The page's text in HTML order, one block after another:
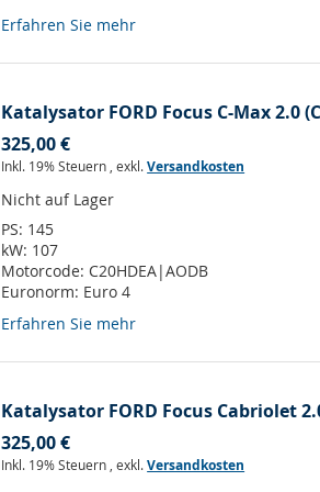
Erfahren Sie mehr
Katalysator FORD Focus C-Max 2.0
325,00 €
Inkl. 19% Steuern ,exkl.Versandkosten
Nicht auf Lager
PS: 145
kW: 107
Motorcode: C20HDEA|AODB
Euronorm: Euro 4
Erfahren Sie mehr
Katalysator FORD Focus Cabriolet
325,00 €
Inkl. 19% Steuern ,exkl.Versandkosten